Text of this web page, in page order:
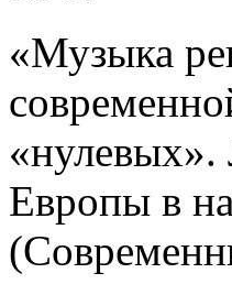
«Музыка
Европы в